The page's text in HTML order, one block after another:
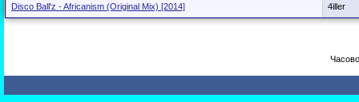
Disco Ball'z - Africanism (Original Mix) [2014] 4iller